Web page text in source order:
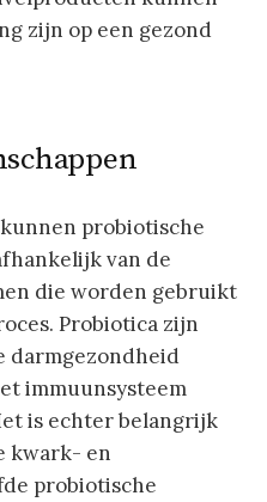
zijn op een gezond
probiotische
van de
die worden gebruikt
Probiotica zijn
darmgezondheid
immuunsysteem
is echter belangrijk
kwark- en
probiotische